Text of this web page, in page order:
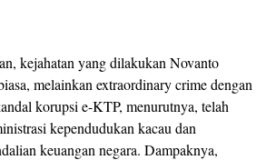
kejahatan yang dilakukan Novanto
melainkan extraordinary crime dengan
korupsi e-KTP, menurutnya, telah
kependudukan kacau dan
keuangan negara. Dampaknya,